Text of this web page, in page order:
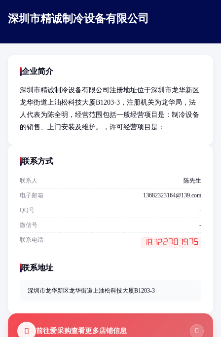
深圳市精诚制冷设备有限公司
企业简介
深圳市精诚制冷设备有限公司注册地址位于深圳市龙华新区
龙华街道上油松科技大厦B1203-3，注册机关为龙华局，法
人代表为陈全明，经营范围包括一般经营项目是：制冷设备
的销售、上门安装及维护。，许可经营项目是：
联系方式
联系人 陈先生
电子邮箱 13682323164@139.com
QQ号 -
微信号 -
联系电话
联系地址
深圳市龙华新区龙华街道上油松科技大厦B1203-3
前往爱采购查看更多店铺信息